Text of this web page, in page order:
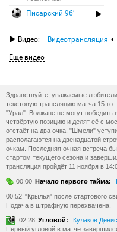
Писарский 96′
Видео: Видеотрансляция
Еще видео
Здравствуйте, уважаемые
текстовую трансляцию матча 15-
"Урал". Волжане не могут победить
четвёртую позицию и делят её с
отстаёт на два очка. "Шмели"
располагаются на двенадцатой
очкам. Последняя очная встреча
стартом текущего сезона и
трансляция пройдёт 11 ноября в
00:00 Начало первого тайма:
00:52 "Крылья" после стартового
Подача в штрафную перехвачена.
02:28 Угловой: Кулаков Денис
Первый угловой в матче